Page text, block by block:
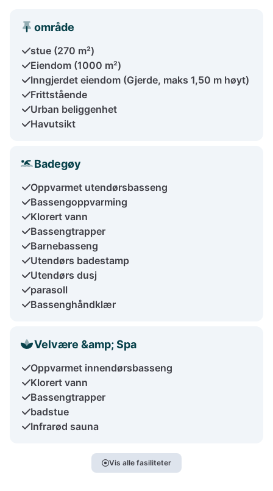
område
stue (270 m²)
Eiendom (1000 m²)
Inngjerdet eiendom (Gjerde, maks 1,50 m høyt)
Frittstående
Urban beliggenhet
Havutsikt
Badegøy
Oppvarmet utendørsbasseng
Bassengoppvarming
Klorert vann
Bassengtrapper
Barnebasseng
Utendørs badestamp
Utendørs dusj
parasoll
Bassenghåndklær
Velvære &amp; Spa
Oppvarmet innendørsbasseng
Klorert vann
Bassengtrapper
badstue
Infrarød sauna
Vis alle fasiliteter